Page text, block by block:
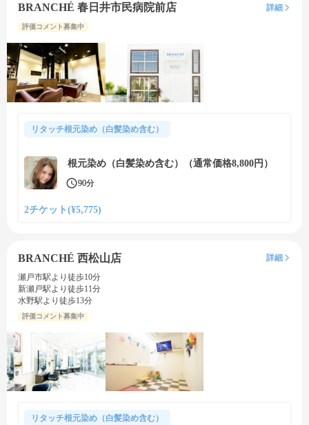
BRANCHÉ 春日井市民病院前店 詳細
評価コメント募集中
リタッチ根元染め（白髪染め含む）
根元染め（白髪染め含む）（通常価格8,800円）
90分
2チケット(¥5,775)
BRANCHÉ 西松山店
詳細
瀬戸市駅より徒歩10分
新瀬戸駅より徒歩11分
水野駅より徒歩13分
評価コメント募集中
リタッチ根元染め（白髪染め含む）